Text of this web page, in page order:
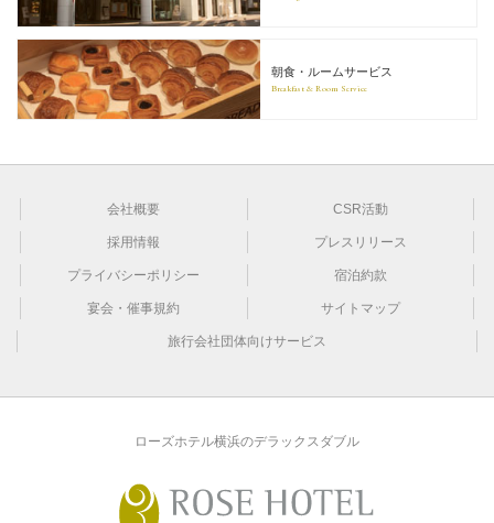
朝食・ルームサービス
Breakfast & Room Service
会社概要 CSR活動
採用情報 プレスリリース
プライバシーポリシー 宿泊約款
宴会・催事規約 サイトマップ
旅行会社団体向けサービス
ローズホテル横浜のデラックスダブル